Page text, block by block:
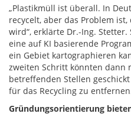
„Plastikmüll ist überall. In
recycelt, aber das Problem
wird“, erklärte Dr.-Ing.
eine auf KI basierende
ein Gebiet kartographieren
zweiten Schritt könnten dann
betreffenden Stellen
für das Recycling zu
Gründungsorientierung